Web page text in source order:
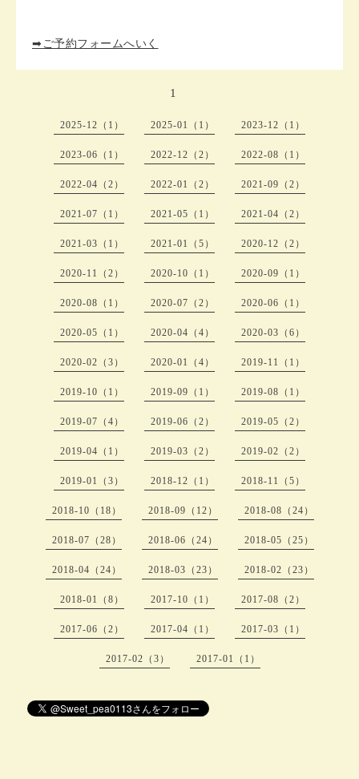
➡ご予約フォームへいく
1
2025-12（1） 2025-01（1） 2023-12（1）
2023-06（1） 2022-12（2） 2022-08（1）
2022-04（2） 2022-01（2） 2021-09（2）
2021-07（1） 2021-05（1） 2021-04（2）
2021-03（1） 2021-01（5） 2020-12（2）
2020-11（2） 2020-10（1） 2020-09（1）
2020-08（1） 2020-07（2） 2020-06（1）
2020-05（1） 2020-04（4） 2020-03（6）
2020-02（3） 2020-01（4） 2019-11（1）
2019-10（1） 2019-09（1） 2019-08（1）
2019-07（4） 2019-06（2） 2019-05（2）
2019-04（1） 2019-03（2） 2019-02（2）
2019-01（3） 2018-12（1） 2018-11（5）
2018-10（18） 2018-09（12） 2018-08（24）
2018-07（28） 2018-06（24） 2018-05（25）
2018-04（24） 2018-03（23） 2018-02（23）
2018-01（8） 2017-10（1） 2017-08（2）
2017-06（2） 2017-04（1） 2017-03（1）
2017-02（3） 2017-01（1）